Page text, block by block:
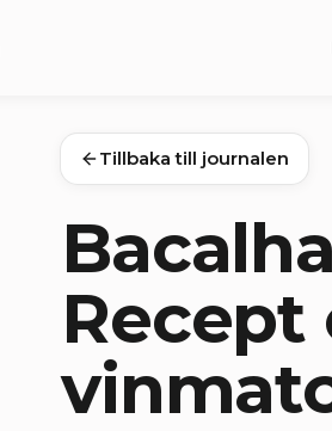
Tillbaka till journalen